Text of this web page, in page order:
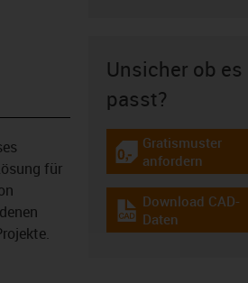
für
Unsicher ob es
passt?
igus-icon-gratismuster
Gratismuster
anfordern
igus-icon-cad-dateien
Download CAD-
Daten